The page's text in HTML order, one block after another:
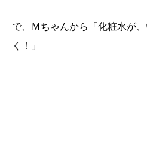
で、Ｍちゃんから「化粧水が
く！」